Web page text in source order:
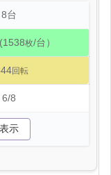
8台
(1538枚/台）
回転
6/8
表示